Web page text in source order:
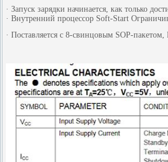
· Запуск зарядки начинается, как только
· Внутренний процессор Soft-Start
· Поставляется с 8-свинцовым SOP-